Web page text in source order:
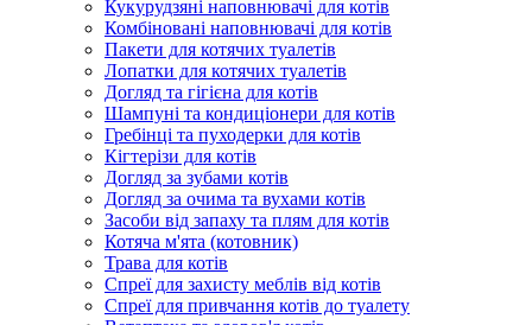
Кукурудзяні наповнювачі для котів
Комбіновані наповнювачі для котів
Пакети для котячих туалетів
Лопатки для котячих туалетів
Догляд та гігієна для котів
Шампуні та кондиціонери для котів
Гребінці та пуходерки для котів
Кігтерізи для котів
Догляд за зубами котів
Догляд за очима та вухами котів
Засоби від запаху та плям для котів
Котяча м'ята (котовник)
Трава для котів
Спреї для захисту меблів від котів
Спреї для привчання котів до туалету